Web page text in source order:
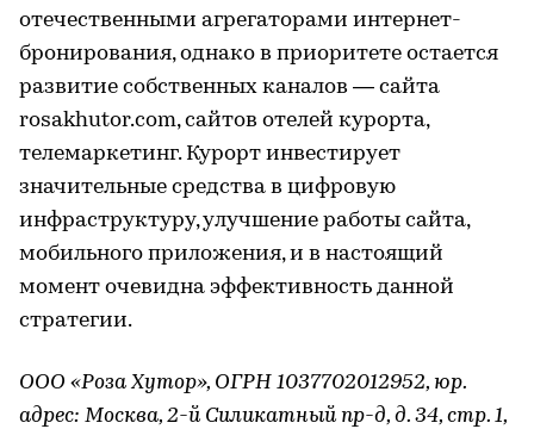
отечественными агрегаторами интернет-
бронирования, однако в приоритете остается
развитие собственных каналов — сайта
rosakhutor.com, сайтов отелей курорта,
телемаркетинг. Курорт инвестирует
значительные средства в цифровую
инфраструктуру, улучшение работы сайта,
мобильного приложения, и в настоящий
момент очевидна эффективность данной
стратегии.
ООО «Роза Хутор», ОГРН 1037702012952, юр.
адрес: Москва, 2-й Силикатный пр-д, д. 34, стр. 1,